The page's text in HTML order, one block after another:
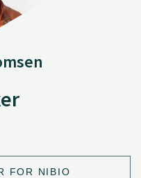
FOR NIBIO